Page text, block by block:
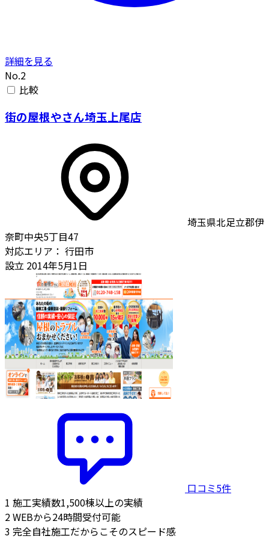
詳細を見る
No.2
比較
街の屋根やさん埼玉上尾店
埼玉県北足立郡伊
奈町中央5丁目47
対応エリア： 行田市
設立 2014年5月1日
口コミ5件
1 施工実績数1,500棟以上の実績
2WEBから24時間受付可能
3 完全自社施工だからこそのスピード感